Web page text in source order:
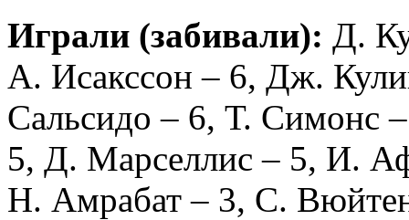
Играли (забивали): Д.
А. Исакссон – 6, Дж.
Сальсидо – 6, Т. Симонс
5, Д. Марселлис – 5, И.
Н. Амрабат – 3, С.